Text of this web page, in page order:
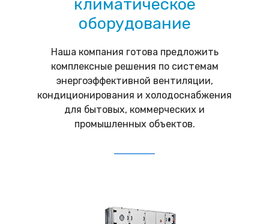
климатическое
оборудование
Наша компания готова предложить
комплексные решения по системам
энергоэффективной вентиляции,
кондиционирования и холодоснабжения
для бытовых, коммерческих и
промышленных объектов.